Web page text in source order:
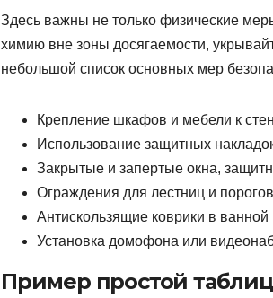
Здесь важны не только физические
химию вне зоны досягаемости,
небольшой список основных мер
Крепление шкафов и мебели к
Использование защитных
Закрытые и запертые окна,
Ограждения для лестниц и
Антискользящие коврики в ванной
Установка домофона или
Пример простой